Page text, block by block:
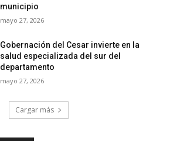
municipio
mayo 27, 2026
Gobernación del Cesar invierte en la
salud especializada del sur del
departamento
mayo 27, 2026
Cargar más